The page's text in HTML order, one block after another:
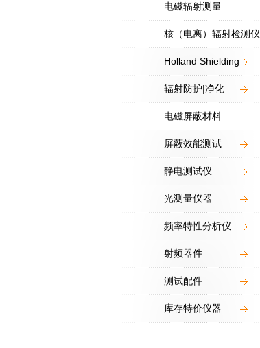
电磁辐射测量
核（电离）辐射检测仪
Holland Shielding
辐射防护|净化
电磁屏蔽材料
屏蔽效能测试
静电测试仪
光测量仪器
频率特性分析仪
射频器件
测试配件
库存特价仪器